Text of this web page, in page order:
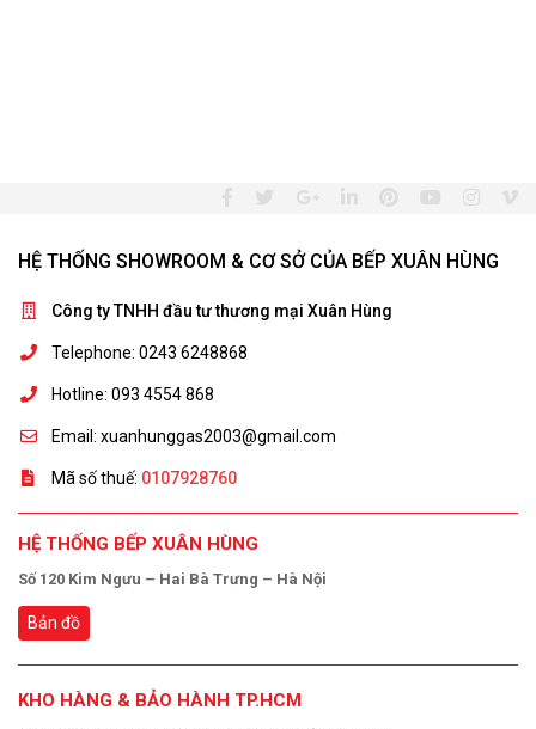
HỆ THỐNG SHOWROOM & CƠ SỞ CỦA BẾP XUÂN HÙNG
Công ty TNHH đầu tư thương mại Xuân Hùng
Telephone: 0243 6248868
Hotline: 093 4554 868
Email: xuanhunggas2003@gmail.com
Mã số thuế: 0107928760
HỆ THỐNG BẾP XUÂN HÙNG
Số 120 Kim Ngưu – Hai Bà Trưng – Hà Nội
Bản đồ
KHO HÀNG & BẢO HÀNH TP.HCM